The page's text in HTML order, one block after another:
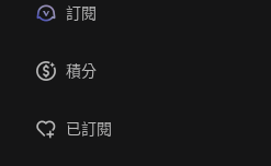
訂閱
積分
已訂閱